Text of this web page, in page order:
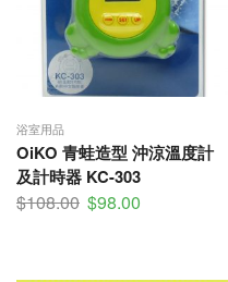
浴室用品
OiKO 青蛙造型 沖涼溫度計
及計時器 KC-303
$108.00 $98.00